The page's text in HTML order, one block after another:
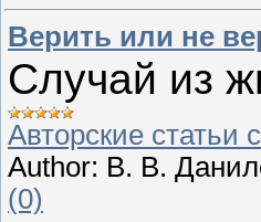
Верить или не
Случай из
Авторские
Author: В. В.
(0)